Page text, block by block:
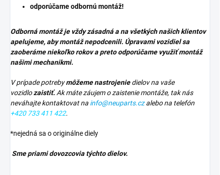
odporúčame odbornú montáž!
Odborná montáž je vždy zásadná a na všetkých našich klientov
apelujeme, aby montáž nepodcenili. Úpravami vozidiel sa
zaoberáme niekoľko rokov a preto odporúčame využiť montáž
našimi mechanikmi.
V prípade potrebymôžeme nastrojeniedielov na vaše
vozidlozaistiť.Ak máte záujem o zaistenie montáže, tak nás
neváhajte kontaktovat na info@neuparts.czalebo na telefón
+420 733 411 422.
*nejedná sa o originálne diely
Sme priami dovozcovia týchto dielov.